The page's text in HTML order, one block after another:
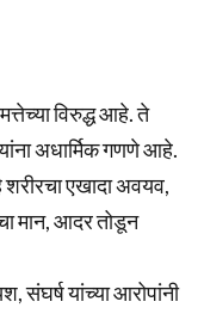
विरुद्ध आहे. ते
अधार्मिक गणणे आहे.
एखादा अवयव,
मान, आदर तोडून
संघर्ष यांच्या आरोपांनी